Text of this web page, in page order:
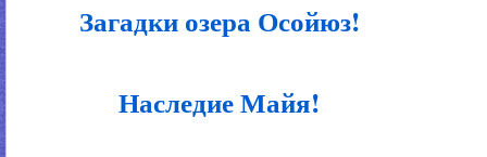
Загадки озера Осойюз!
Наследие Майя!